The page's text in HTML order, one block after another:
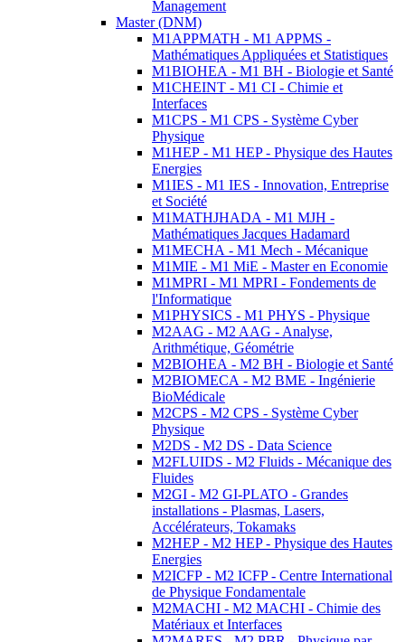
Management
Master (DNM)
M1APPMATH - M1 APPMS -
Mathématiques Appliquées et Statistiques
M1BIOHEA - M1 BH - Biologie et Santé
M1CHEINT - M1 CI - Chimie et
Interfaces
M1CPS - M1 CPS - Système Cyber
Physique
M1HEP - M1 HEP - Physique des Hautes
Energies
M1IES - M1 IES - Innovation, Entreprise
et Société
M1MATHJHADA - M1 MJH -
Mathématiques Jacques Hadamard
M1MECHA - M1 Mech - Mécanique
M1MIE - M1 MiE - Master en Economie
M1MPRI - M1 MPRI - Fondements de
l'Informatique
M1PHYSICS - M1 PHYS - Physique
M2AAG - M2 AAG - Analyse,
Arithmétique, Géométrie
M2BIOHEA - M2 BH - Biologie et Santé
M2BIOMECA - M2 BME - Ingénierie
BioMédicale
M2CPS - M2 CPS - Système Cyber
Physique
M2DS - M2 DS - Data Science
M2FLUIDS - M2 Fluids - Mécanique des
Fluides
M2GI - M2 GI-PLATO - Grandes
installations - Plasmas, Lasers,
Accélérateurs, Tokamaks
M2HEP - M2 HEP - Physique des Hautes
Energies
M2ICFP - M2 ICFP - Centre International
de Physique Fondamentale
M2MACHI - M2 MACHI - Chimie des
Matériaux et Interfaces